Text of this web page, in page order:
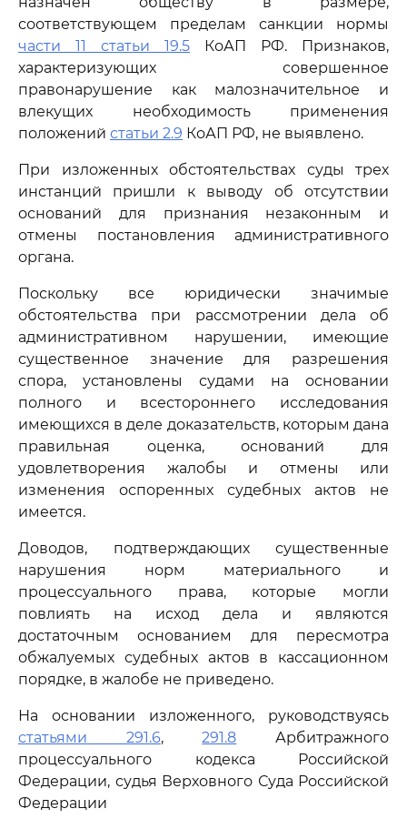
соответствующем пределам санкции нормы
части 11 статьи 19.5 КоАП РФ. Признаков,
характеризующих совершенное
правонарушение как малозначительное и
влекущих необходимость применения
положений статьи 2.9 КоАП РФ, не выявлено.
При изложенных обстоятельствах суды трех
инстанций пришли к выводу об отсутствии
оснований для признания незаконным и
отмены постановления административного
органа.
Поскольку все юридически значимые
обстоятельства при рассмотрении дела об
административном нарушении, имеющие
существенное значение для разрешения
спора, установлены судами на основании
полного и всестороннего исследования
имеющихся в деле доказательств, которым дана
правильная оценка, оснований для
удовлетворения жалобы и отмены или
изменения оспоренных судебных актов не
имеется.
Доводов, подтверждающих существенные
нарушения норм материального и
процессуального права, которые могли
повлиять на исход дела и являются
достаточным основанием для пересмотра
обжалуемых судебных актов в кассационном
порядке, в жалобе не приведено.
На основании изложенного, руководствуясь
статьями 291.6,291.8 Арбитражного
процессуального кодекса Российской
Федерации, судья Верховного Суда Российской
Федерации